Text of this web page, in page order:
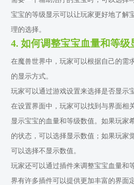
宝宝的等级显示可以让玩家更好地了解
理的选择。
4. 如何调整宝宝血量和等级
在魔兽世界中，玩家可以根据自己的需
的显示方式。
玩家可以通过游戏设置来选择是否显示
在设置界面中，玩家可以找到与界面相
显示宝宝的血量和等级数值。如果玩家
的状态，可以选择显示数值；如果玩家
可以选择不显示数值。
玩家还可以通过插件来调整宝宝血量和
界有许多插件可以提供更加丰富的界面